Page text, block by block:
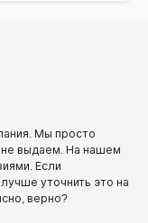
Мы просто
выдаем. На нашем
Если
уточнить это на
верно?